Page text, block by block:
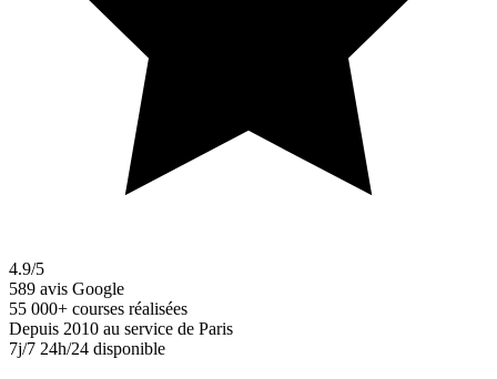
4.9/5
589 avis Google
55 000+ courses réalisées
Depuis 2010 au service de Paris
7j/7 24h/24 disponible